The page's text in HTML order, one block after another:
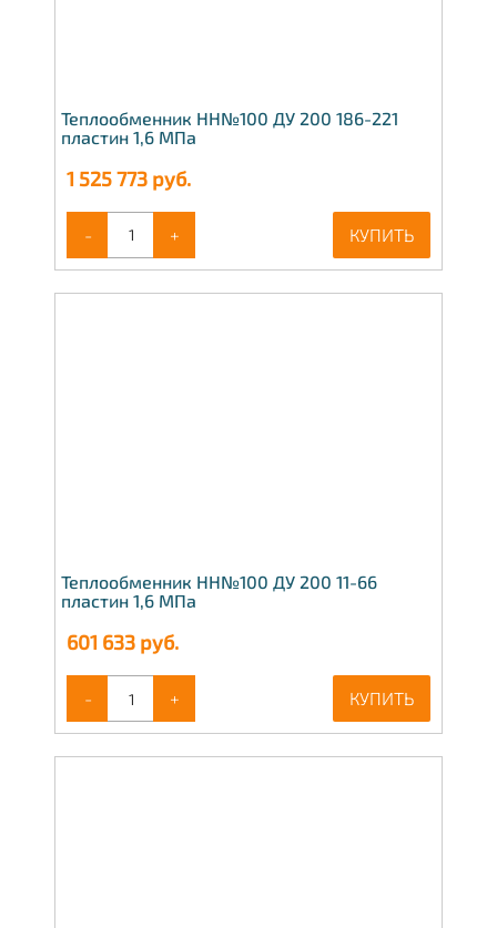
Теплообменник НН№100 ДУ 200 186-221
пластин 1,6 МПа
1 525 773 руб.
- + КУПИТЬ
Теплообменник НН№100 ДУ 200 11-66
пластин 1,6 МПа
601 633 руб.
- + КУПИТЬ